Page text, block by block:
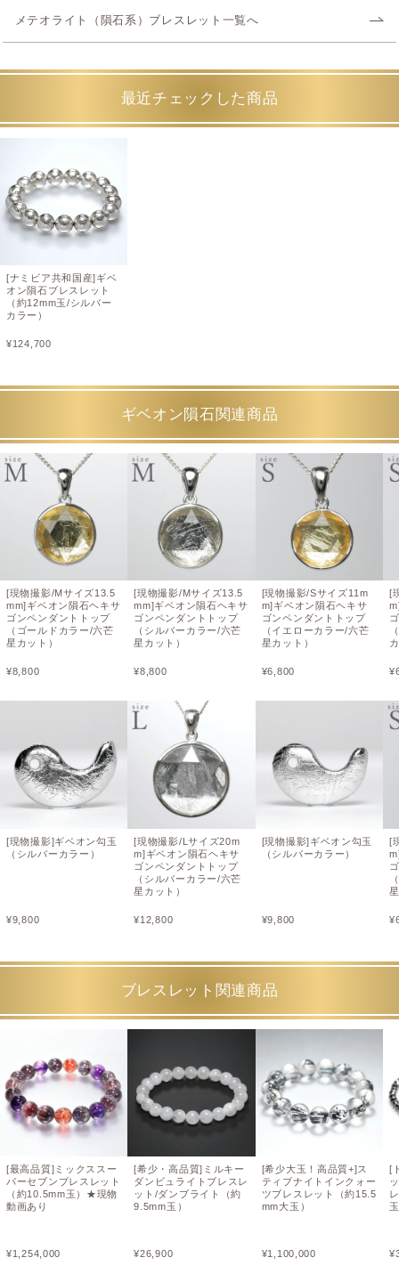
メテオライト（隕石系）ブレスレット一覧へ
最近チェックした商品
[ナミビア共和国産]ギベ
オン隕石ブレスレット
（約12mm玉/シルバー
カラー）
¥124,700
ギベオン隕石関連商品
[現物撮影/Mサイズ13.5
mm]ギベオン隕石ヘキサ
ゴンペンダントトップ
（ゴールドカラー/六芒
星カット）
¥8,800
[現物撮影]ギベオン勾玉
（シルバーカラー）
¥9,800
[現物撮影/Mサイズ13.5
mm]ギベオン隕石ヘキサ
ゴンペンダントトップ
（シルバーカラー/六芒
星カット）
¥8,800
[現物撮影/Lサイズ20m
m]ギベオン隕石ヘキサ
ゴンペンダントトップ
（シルバーカラー/六芒
星カット）
¥12,800
[現物撮影/Sサイズ11m
m]ギベオン隕石ヘキサ
ゴンペンダントトップ
（イエローカラー/六芒
星カット）
¥6,800
[現物撮影]ギベオン勾玉
（シルバーカラー）
¥9,800
[
¥
[
¥
ブレスレット関連商品
[最高品質]ミックススー
パーセブンブレスレット
（約10.5mm玉）★現物
動画あり
¥1,254,000
[希少・高品質]ミルキー
ダンビュライトブレスレ
ット/ダンブライト（約
9.5mm玉）
¥26,900
[希少大玉！高品質+]ス
ティブナイトインクォー
ツブレスレット（約15.5
mm大玉）
¥1,100,000
[
¥